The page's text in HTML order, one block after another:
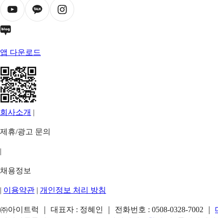
앱 다운로드
회사소개 |
제휴/광고 문의
|
채용정보
| 이용약관 | 개인정보 처리 방침
㈜아이트럭 ｜ 대표자 : 정혜인 ｜ 전화번호 : 0508-0328-7002